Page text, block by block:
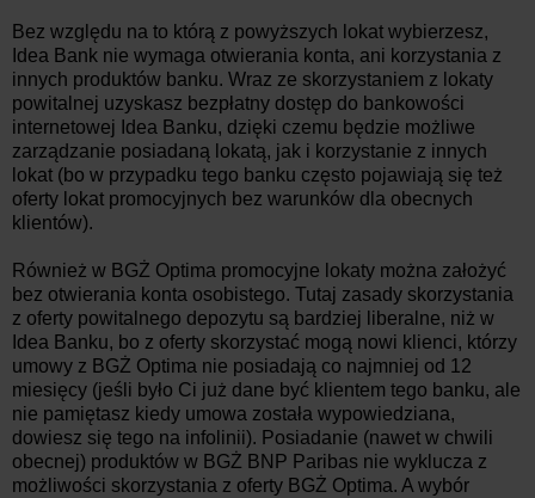
Bez względu na to którą z powyższych lokat wybierzesz,
Idea Bank nie wymaga otwierania konta, ani korzystania z
innych produktów banku. Wraz ze skorzystaniem z lokaty
powitalnej uzyskasz bezpłatny dostęp do bankowości
internetowej Idea Banku, dzięki czemu będzie możliwe
zarządzanie posiadaną lokatą, jak i korzystanie z innych
lokat (bo w przypadku tego banku często pojawiają się też
oferty lokat promocyjnych bez warunków dla obecnych
klientów).
Również w BGŻ Optima promocyjne lokaty można założyć
bez otwierania konta osobistego. Tutaj zasady skorzystania
z oferty powitalnego depozytu są bardziej liberalne, niż w
Idea Banku, bo z oferty skorzystać mogą nowi klienci, którzy
umowy z BGŻ Optima nie posiadają co najmniej od 12
miesięcy (jeśli było Ci już dane być klientem tego banku, ale
nie pamiętasz kiedy umowa została wypowiedziana,
dowiesz się tego na infolinii). Posiadanie (nawet w chwili
obecnej) produktów w BGŻ BNP Paribas nie wyklucza z
możliwości skorzystania z oferty BGŻ Optima. A wybór